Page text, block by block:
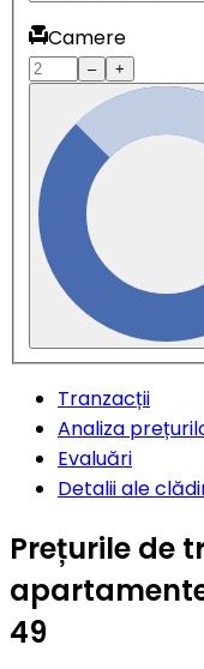
Camere
– +
Tranzacții
Analiza
Evaluări
Detalii ale
Prețurile de
49